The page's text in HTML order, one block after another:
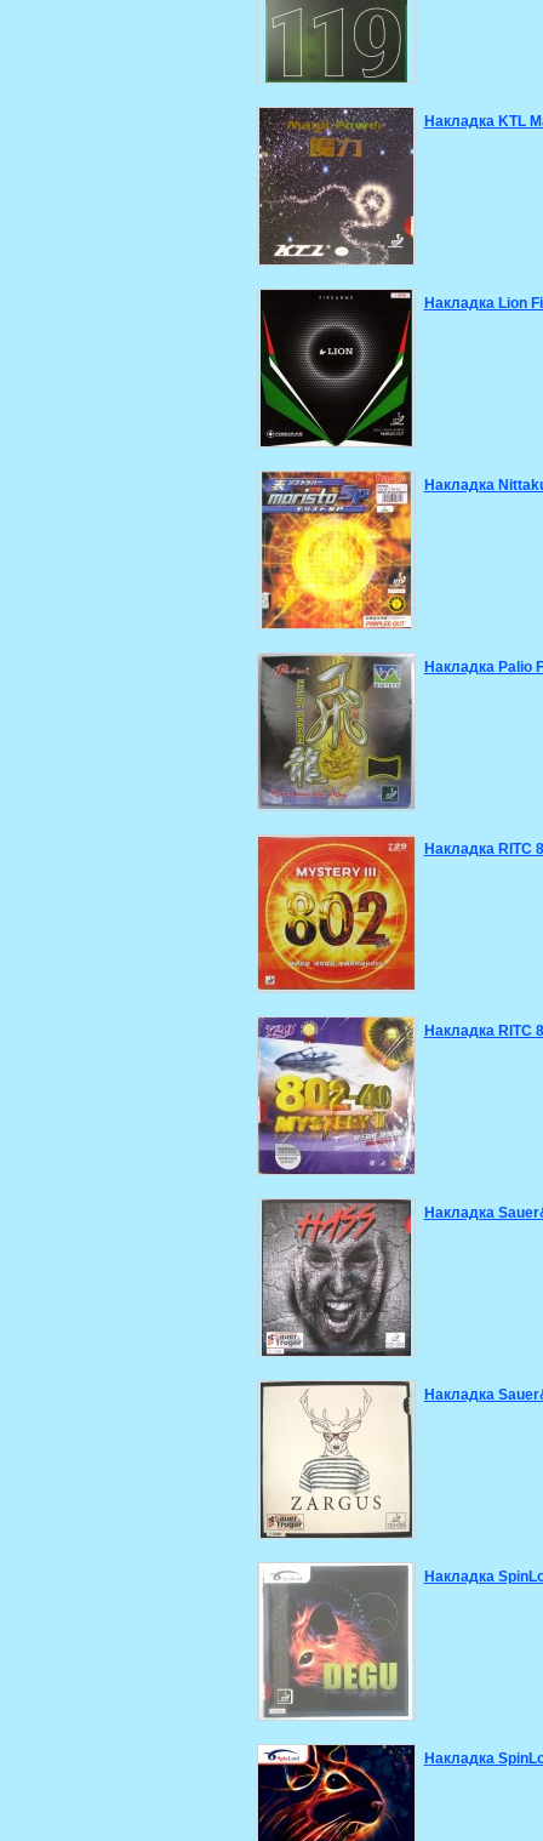
Накладка KTL
Накладка Lion
Накладка
Накладка Palio
Накладка RITC
Накладка RITC
Накладка
Накладка
Накладка
Накладка